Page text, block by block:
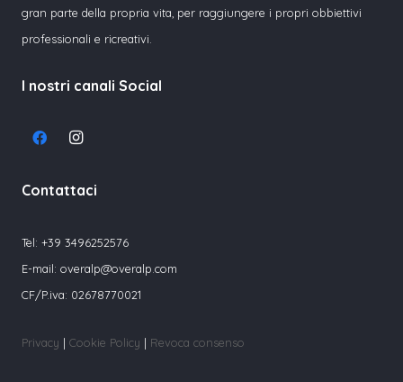
gran parte della propria vita, per raggiungere i propri obbiettivi
professionali e ricreativi.
I nostri canali Social
Contattaci
Tel: +39 3496252576
E-mail: overalp@overalp.com
CF/P.iva: 02678770021
Privacy | Cookie Policy | Revoca consenso